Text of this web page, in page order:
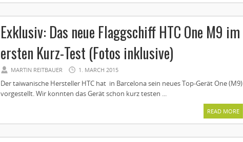
Exklusiv: Das neue Flaggschiff HTC One M9 im
ersten Kurz-Test (Fotos inklusive)
MARTIN REITBAUER 1. MARCH 2015
Der taiwanische Hersteller HTC hat in Barcelona sein neues Top-Gerät One (M9)
vorgestellt. Wir konnten das Gerät schon kurz testen ...
READ MORE